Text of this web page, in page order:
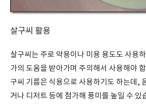
살구씨 활용
살구씨는 주로 약용이나 미용 용도도 사용
가의 도움을 받아가며 주의해서 사용해야
구씨 기름은 식용으로 사용하기도 하는데,
거나 디저트 등에 첨가해 풍미를 높일 수 있